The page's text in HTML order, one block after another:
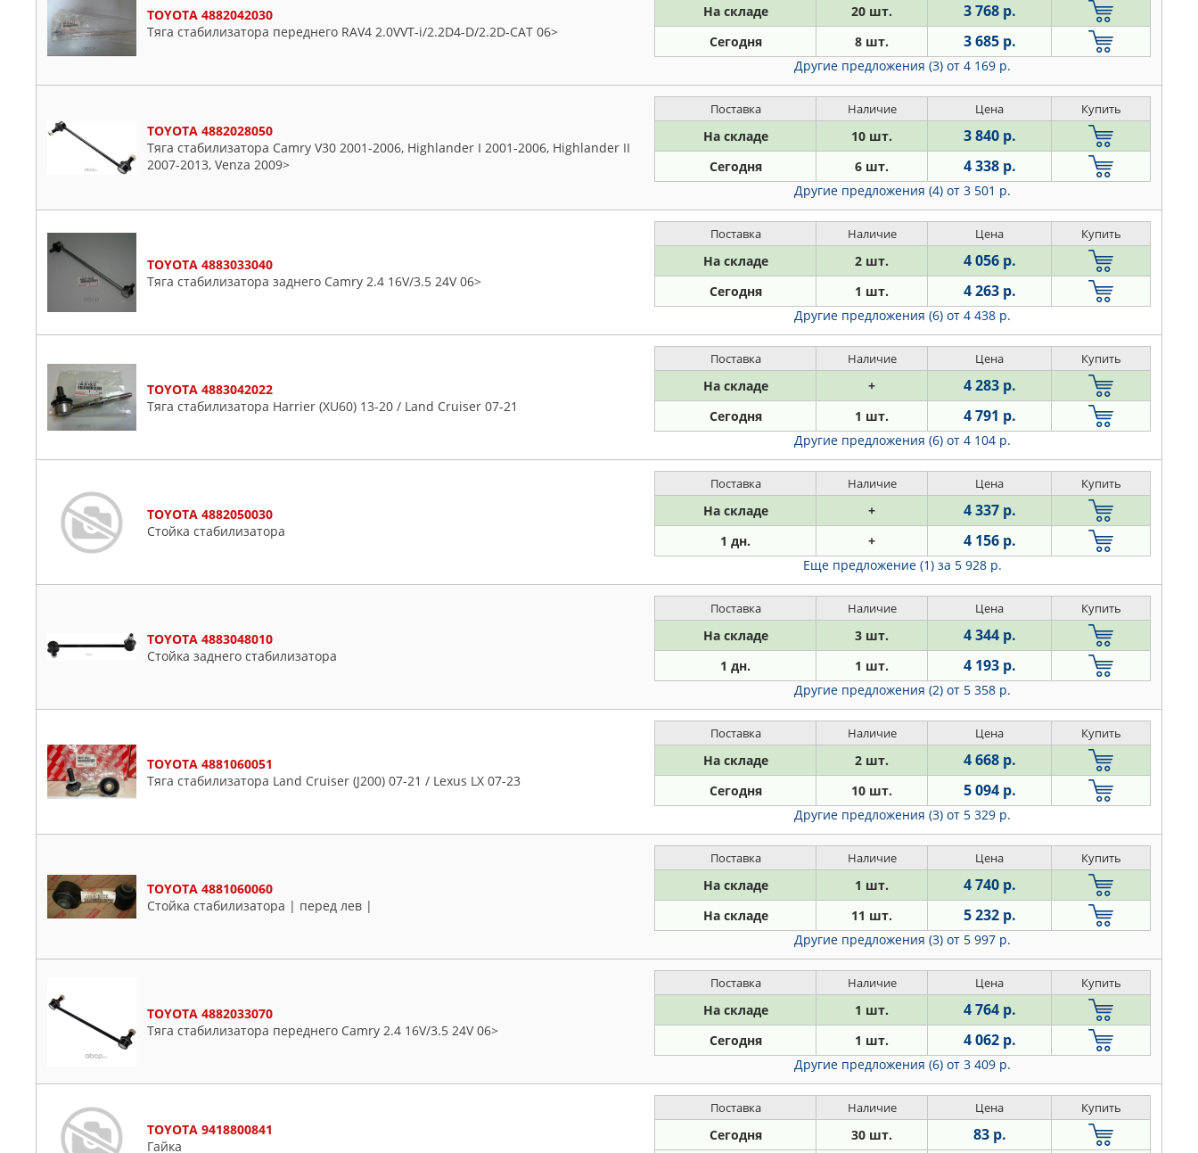
Vios
Will
Windom
Yaris
TOYOTA 4882042030
Тяга стабилизатора переднего RAV4 2.0VVT-i/2.2D4-D/2.2D-CAT 06>
На складе 20 шт. 3 768 р.
Сегодня 8 шт. 3 685 р.
Другие предложения (3) от 4 169 р.
TOYOTA 4882028050
Тяга стабилизатора Camry V30 2001-2006, Highlander I 2001-2006, Highlander II
2007-2013, Venza 2009>
Поставка Наличие Цена Купить
На складе 10 шт. 3 840 р.
Сегодня 6 шт. 4 338 р.
Другие предложения (4) от 3 501 р.
TOYOTA 4883033040
Тяга стабилизатора заднего Camry 2.4 16V/3.5 24V 06>
Поставка Наличие Цена Купить
На складе 2 шт. 4 056 р.
Сегодня 1 шт. 4 263 р.
Другие предложения (6) от 4 438 р.
TOYOTA 4883042022
Тяга стабилизатора Harrier (XU60) 13-20 / Land Cruiser 07-21
Поставка Наличие Цена Купить
На складе + 4 283 р.
Сегодня 1 шт. 4 791 р.
Другие предложения (6) от 4 104 р.
TOYOTA 4882050030
Стойка стабилизатора
Поставка Наличие Цена Купить
На складе + 4 337 р.
1 дн. + 4 156 р.
Еще предложение (1) за 5 928 р.
TOYOTA 4883048010
Стойка заднего стабилизатора
Поставка Наличие Цена Купить
На складе 3 шт. 4 344 р.
1 дн. 1 шт. 4 193 р.
Другие предложения (2) от 5 358 р.
TOYOTA 4881060051
Тяга стабилизатора Land Cruiser (J200) 07-21 / Lexus LX 07-23
Поставка Наличие Цена Купить
На складе 2 шт. 4 668 р.
Сегодня 10 шт. 5 094 р.
Другие предложения (3) от 5 329 р.
TOYOTA 4881060060
Стойка стабилизатора | перед лев |
Поставка Наличие Цена Купить
На складе 1 шт. 4 740 р.
На складе 11 шт. 5 232 р.
Другие предложения (3) от 5 997 р.
TOYOTA 4882033070
Тяга стабилизатора переднего Camry 2.4 16V/3.5 24V 06>
Поставка Наличие Цена Купить
На складе 1 шт. 4 764 р.
Сегодня 1 шт. 4 062 р.
Другие предложения (6) от 3 409 р.
TOYOTA 9418800841
Гайка
Поставка Наличие Цена Купить
Сегодня 30 шт. 83 р.